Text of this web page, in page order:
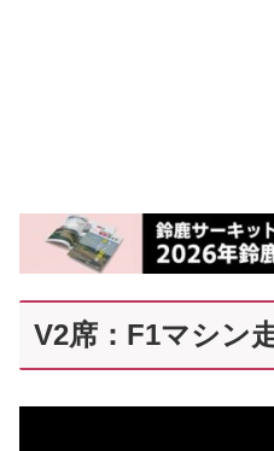
V2席：F1マシン